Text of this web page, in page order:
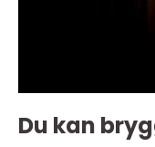
Du kan